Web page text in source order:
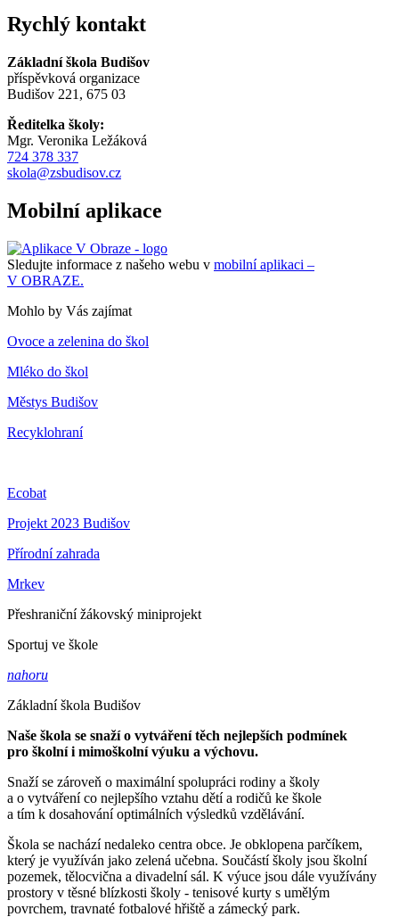
Rychlý kontakt
Základní škola Budišov
příspěvková organizace
Budišov 221, 675 03
Ředitelka školy:
Mgr. Veronika Ležáková
724 378 337
skola@zsbudisov.cz
Mobilní aplikace
Sledujte informace z našeho webu v mobilní aplikaci –
V OBRAZE.
Mohlo by Vás zajímat
Ovoce a zelenina do škol
Mléko do škol
Městys Budišov
Recyklohraní
Ecobat
Projekt 2023 Budišov
Přírodní zahrada
Mrkev
Přeshraniční žákovský miniprojekt
Sportuj ve škole
nahoru
Základní škola Budišov
Naše škola se snaží o vytváření těch nejlepších podmínek
pro školní i mimoškolní výuku a výchovu.
Snaží se zároveň o maximální spolupráci rodiny a školy
a o vytváření co nejlepšího vztahu dětí a rodičů ke škole
a tím k dosahování optimálních výsledků vzdělávání.
Škola se nachází nedaleko centra obce. Je obklopena parčíkem,
který je využíván jako zelená učebna. Součástí školy jsou školní
pozemek, tělocvična a divadelní sál. K výuce jsou dále využívány
prostory v těsné blízkosti školy - tenisové kurty s umělým
povrchem, travnaté fotbalové hřiště a zámecký park.